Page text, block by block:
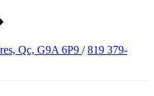
Qc, G9A 6P9 / 819 379-